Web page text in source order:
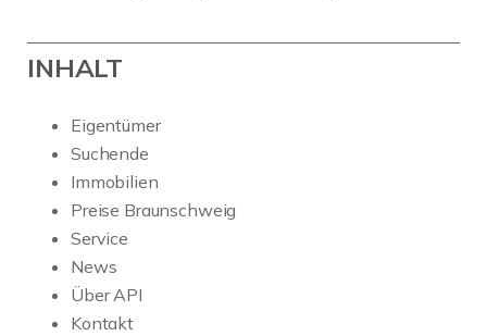
INHALT
Eigentümer
Suchende
Immobilien
Preise Braunschweig
Service
News
Über API
Kontakt